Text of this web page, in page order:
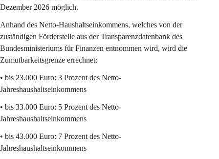
Dezember 2026 möglich.
Anhand des Netto-Haushaltseinkommens, welches von der
zuständigen Förderstelle aus der Transparenzdatenbank des
Bundesministeriums für Finanzen entnommen wird, wird die
Zumutbarkeitsgrenze errechnet:
• bis 23.000 Euro: 3 Prozent des Netto-
Jahreshaushaltseinkommens
• bis 33.000 Euro: 5 Prozent des Netto-
Jahreshaushaltseinkommens
• bis 43.000 Euro: 7 Prozent des Netto-
Jahreshaushaltseinkommens